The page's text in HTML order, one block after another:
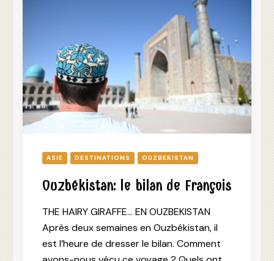
ASIE DESTINATIONS OUZBEKISTAN
Ouzbékistan: le bilan de François
THE HAIRY GIRAFFE… EN OUZBEKISTAN
Après deux semaines en Ouzbékistan, il
est l’heure de dresser le bilan. Comment